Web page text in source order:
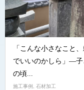
「こんな小さなこと
でいいのかしら」—子
の頃...
施工事例 石材加工